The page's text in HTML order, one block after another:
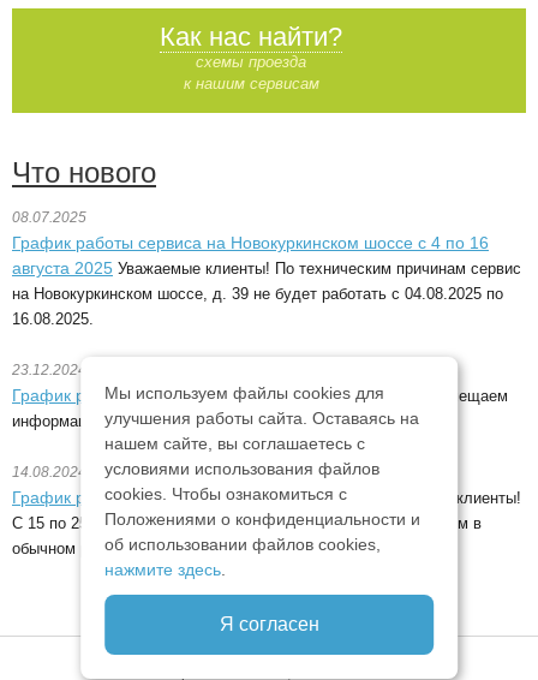
Как нас найти?
схемы проезда
к нашим сервисам
Что нового
08.07.2025
График работы сервиса на Новокуркинском шоссе с 4 по 16
августа 2025 Уважаемые клиенты! По техническим причинам сервис
на Новокуркинском шоссе, д. 39 не будет работать с 04.08.2025 по
16.08.2025.
23.12.2024
График работы в новогодние праздники 2024-2025
Размещаем
информацию о графике работы в новогодние праздники.
14.08.2024
График работы с 15 по 25 августа 2024 года
Уважаемые клиенты!
С 15 по 25 августа сервис не работает. С 26 августа работаем в
обычном режиме.
Мы используем файлы cookies для
улучшения работы сайта. Оставаясь на
нашем сайте, вы соглашаетесь с
условиями использования файлов
cookies. Чтобы ознакомиться с
Положениями о конфиденциальности и
об использовании файлов cookies,
нажмите здесь
Я согласен